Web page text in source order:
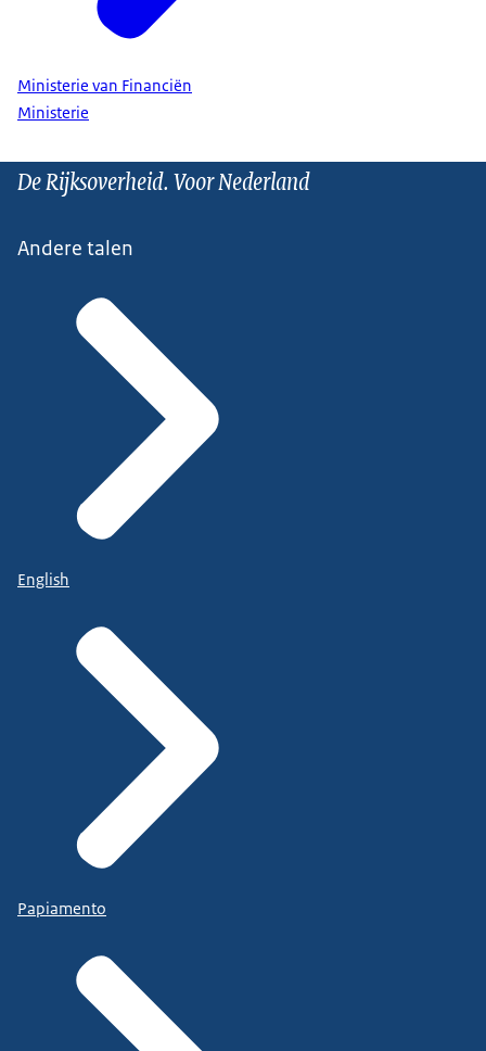
Ministerie van Financiën
Ministerie
De Rijksoverheid. Voor Nederland
Andere talen
English
Papiamento